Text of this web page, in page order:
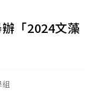
「2024文藻
組